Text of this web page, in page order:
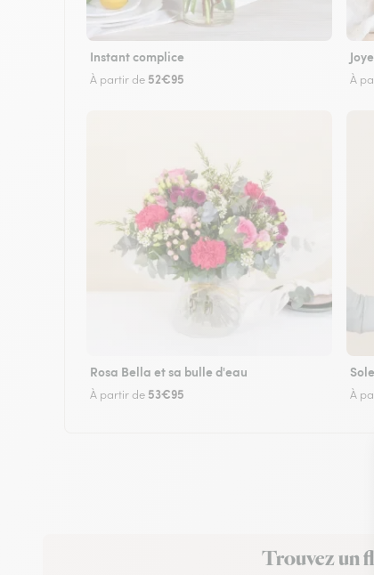
Instant complice
À partir de 52€95 À
Rosa Bella et sa bulle d'eau
À partir de 53€95 À
Trouvez un